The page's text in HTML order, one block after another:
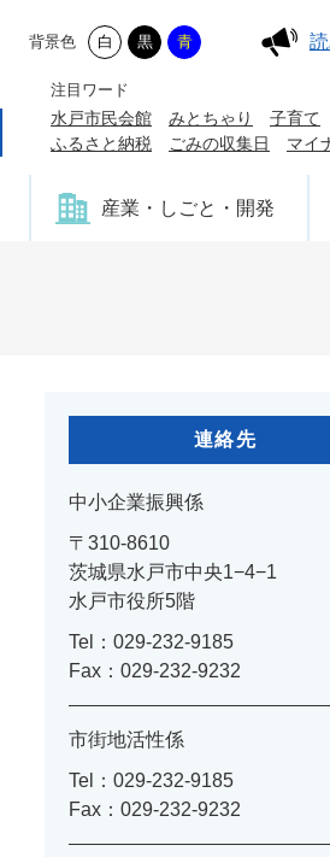
背景色 白 黒 青
注目ワード
水戸市民会館 みとちゃり
子育て
ふるさと納税
ごみの収集日 マイ
産業・しごと・開発
連絡先
中小企業振興係
〒310-8610
茨城県水戸市中央1−4−1
水戸市役所5階
Tel：029-232-9185
Fax：029-232-9232
市街地活性係
Tel：029-232-9185
Fax：029-232-9232